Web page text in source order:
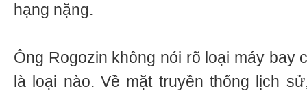
hạng nặng.
Ông Rogozin không nói rõ loại máy bay
là loại nào. Về mặt truyền thống lịch